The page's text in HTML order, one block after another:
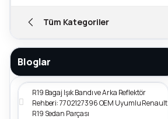
Tüm Kategoriler
Bloglar
R19 Bagaj Işık Bandı ve Arka Reflektör
Rehberi: 7702127396 OEM Uyumlu Renault
R19 Sedan Parçası